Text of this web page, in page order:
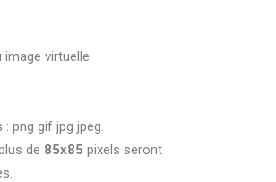
virtuelle.
png gif jpg jpeg.
de 85x85 pixels seront